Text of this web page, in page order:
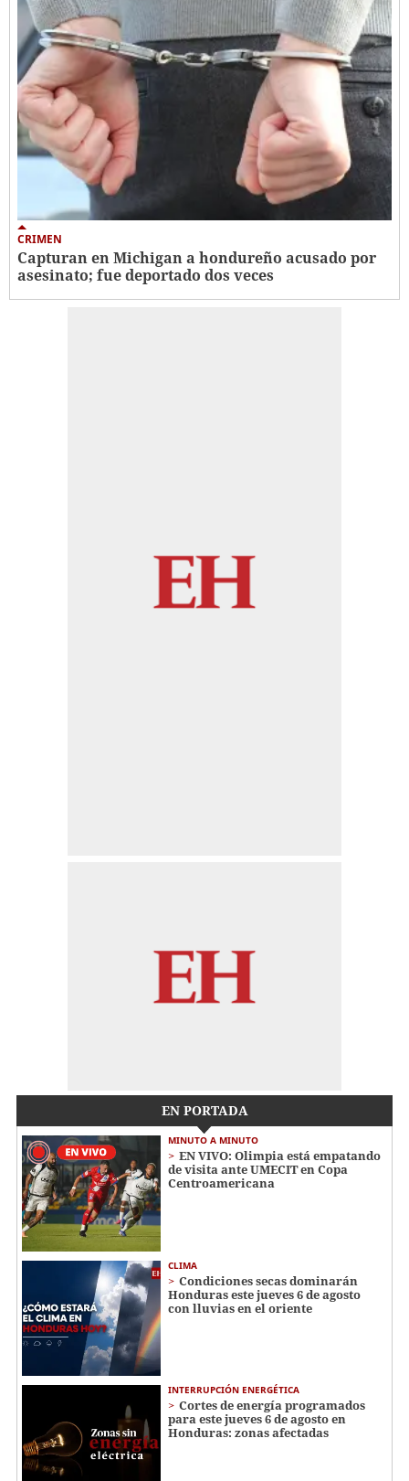
CRIMEN
Capturan en Michigan a hondureño acusado por
asesinato; fue deportado dos veces
EN PORTADA
MINUTO A MINUTO
EN VIVO: Olimpia está empatando
de visita ante UMECIT en Copa
Centroamericana
CLIMA
Condiciones secas dominarán
Honduras este jueves 6 de agosto
con lluvias en el oriente
INTERRUPCIÓN ENERGÉTICA
Cortes de energía programados
para este jueves 6 de agosto en
Honduras: zonas afectadas